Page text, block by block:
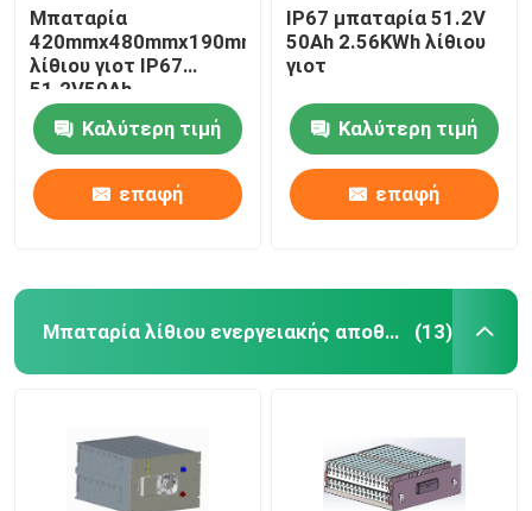
Μπαταρία
420mmx480mmx190mm
λίθιου γιοτ IP67
51.2V50Ah
Καλύτερη τιμή
επαφή
IP67 μπαταρία 51.2V
50Ah 2.56KWh λίθιου
γιοτ
Καλύτερη τιμή
επαφή
Μπαταρία λίθιου ενεργειακής αποθήκευσης (13)